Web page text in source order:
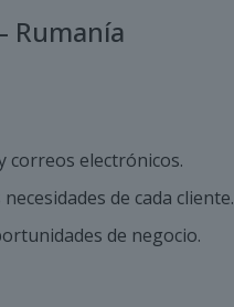
Rumanía
correos electrónicos.
de cada cliente.
de negocio.